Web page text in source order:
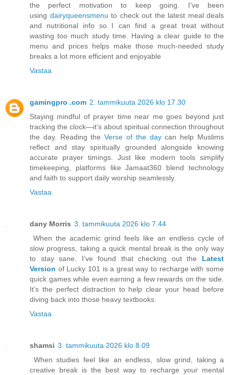
the perfect motivation to keep going. I’ve been
using dairyqueensmenu to check out the latest meal deals
and nutritional info so I can find a great treat without
wasting too much study time. Having a clear guide to the
menu and prices helps make those much-needed study
breaks a lot more efficient and enjoyable
Vastaa
gamingpro .com 2. tammikuuta 2026 klo 17.30
Staying mindful of prayer time near me goes beyond just
tracking the clock—it’s about spiritual connection throughout
the day. Reading theVerse of the daycan help Muslims
reflect and stay spiritually grounded alongside knowing
accurate prayer timings. Just like modern tools simplify
timekeeping, platforms like Jamaat360 blend technology
and faith to support daily worship seamlessly.
Vastaa
dany Morris 3. tammikuuta 2026 klo 7.44
When the academic grind feels like an endless cycle of
slow progress, taking a quick mental break is the only way
to stay sane. I’ve found that checking out the
Latest
Version of Lucky 101 is a great way to recharge with some
quick games while even earning a few rewards on the side.
It’s the perfect distraction to help clear your head before
diving back into those heavy textbooks.
Vastaa
shamsi 3. tammikuuta 2026 klo 8.09
When studies feel like an endless, slow grind, taking a
creative break is the best way to recharge your mental